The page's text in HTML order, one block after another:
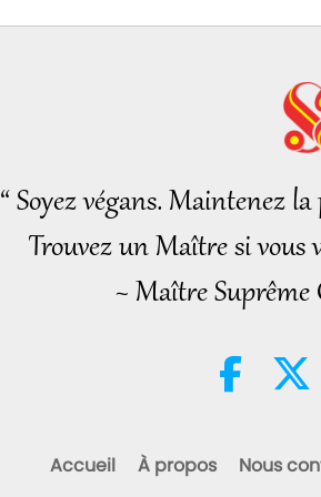
“ Soyez végans. Maintenez
Trouvez un Maître si vous
~ Maître
Accueil À propos Nous